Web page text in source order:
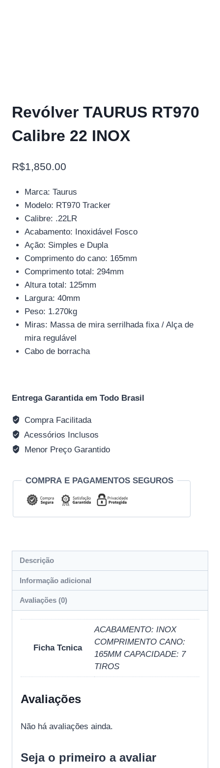
Revólver TAURUS RT970
Calibre 22 INOX
R$1,850.00
Marca: Taurus
Modelo: RT970 Tracker
Calibre: .22LR
Acabamento: Inoxidável Fosco
Ação: Simples e Dupla
Comprimento do cano: 165mm
Comprimento total: 294mm
Altura total: 125mm
Largura: 40mm
Peso: 1.270kg
Miras: Massa de mira serrilhada fixa / Alça de
mira regulável
Cabo de borracha
Entrega Garantida em Todo Brasil
Compra Facilitada
Acessórios Inclusos
Menor Preço Garantido
COMPRA E PAGAMENTOS SEGUROS
Descrição
Informação adicional
Avaliações (0)
Ficha Tcnica
ACABAMENTO: INOX
COMPRIMENTO CANO:
165MM CAPACIDADE: 7
TIROS
Avaliações
Não há avaliações ainda.
Seja o primeiro a avaliar